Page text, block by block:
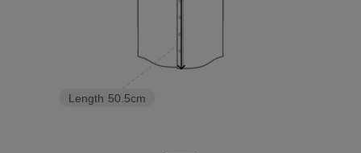
Length 50.5cm